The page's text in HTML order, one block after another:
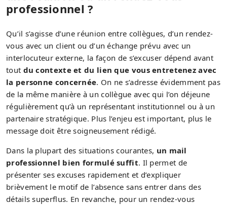
professionnel ?
Qu’il s’agisse d’une réunion entre collègues, d’un rendez-
vous avec un client ou d’un échange prévu avec un
interlocuteur externe, la façon de s’excuser dépend avant
tout du contexte et du lien que vous entretenez avec
la personne concernée. On ne s’adresse évidemment pas
de la même manière à un collègue avec qui l’on déjeune
régulièrement qu’à un représentant institutionnel ou à un
partenaire stratégique. Plus l’enjeu est important, plus le
message doit être soigneusement rédigé.
Dans la plupart des situations courantes, un mail
professionnel bien formulé suffit. Il permet de
présenter ses excuses rapidement et d’expliquer
brièvement le motif de l’absence sans entrer dans des
détails superflus. En revanche, pour un rendez-vous